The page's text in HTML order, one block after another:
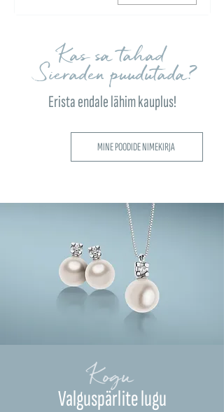
Kas sa tahad
Sieraden puudutada?
Erista endale lähim kauplus!
MINE POODIDE NIMEKIRJA
Kogu
Valguspärlite lugu